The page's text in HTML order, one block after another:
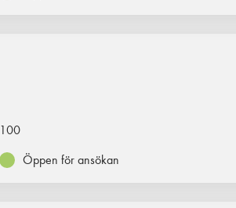
100
Öppen för ansökan